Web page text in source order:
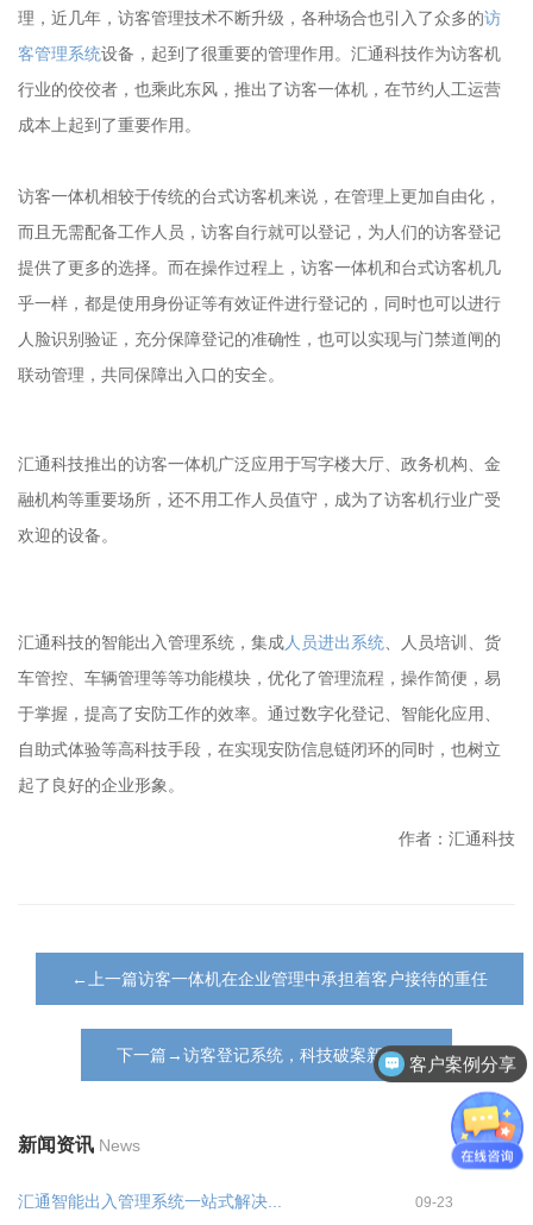
理，近几年，访客管理技术不断升级，各种场合也引入了众多的访
客管理系统设备，起到了很重要的管理作用。汇通科技作为访客机
行业的佼佼者，也乘此东风，推出了访客一体机，在节约人工运营
成本上起到了重要作用。
访客一体机相较于传统的台式访客机来说，在管理上更加自由化，
而且无需配备工作人员，访客自行就可以登记，为人们的访客登记
提供了更多的选择。而在操作过程上，访客一体机和台式访客机几
乎一样，都是使用身份证等有效证件进行登记的，同时也可以进行
人脸识别验证，充分保障登记的准确性，也可以实现与门禁道闸的
联动管理，共同保障出入口的安全。
汇通科技推出的访客一体机广泛应用于写字楼大厅、政务机构、金
融机构等重要场所，还不用工作人员值守，成为了访客机行业广受
欢迎的设备。
汇通科技的智能出入管理系统，集成人员进出系统 、人员培训、货
车管控、车辆管理等等功能模块，优化了管理流程，操作简便，易
于掌握，提高了安防工作的效率。通过数字化登记、智能化应用、
自助式体验等高科技手段，在实现安防信息链闭环的同时，也树立
起了良好的企业形象。
作者：汇通科技
←上一篇访客一体机在企业管理中承担着客户接待的重任
下一篇→访客登记系统，科技破案新神器
新闻资讯 News
汇通智能出入管理系统一站式解决... 09-23
客户案例分享